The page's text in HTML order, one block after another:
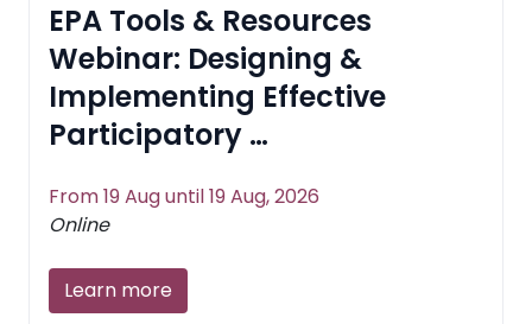
EPA Tools & Resources
Webinar: Designing &
Implementing Effective
Participatory …
From 19 Aug until 19 Aug, 2026
Online
Learn more